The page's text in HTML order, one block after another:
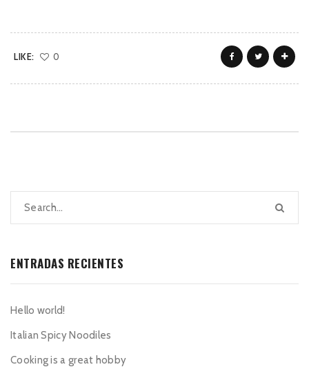
LIKE: 0
ENTRADAS RECIENTES
Hello world!
Italian Spicy Noodiles
Cooking is a great hobby